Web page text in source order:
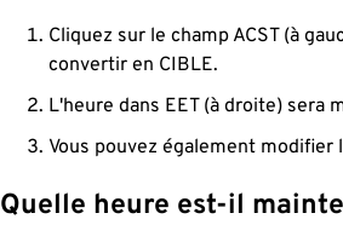
Cliquez sur le champ ACST (à
convertir en CIBLE.
L'heure dans EET (à droite) sera
Vous pouvez également modifier
Quelle heure est-il